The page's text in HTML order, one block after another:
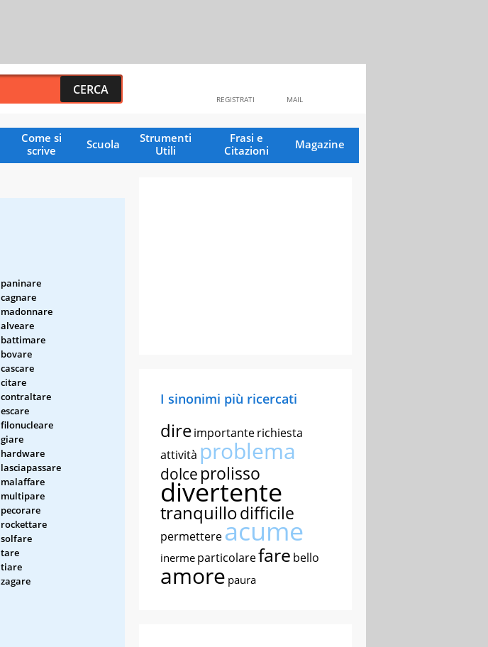
MAIL
REGISTRATI
Come si
scrive
Scuola
Strumenti
Utili
Frasi e
Citazioni
Magazine
paninare
cagnare
madonnare
alveare
battimare
bovare
cascare
citare
contraltare
escare
filonucleare
giare
hardware
lasciapassare
malaffare
multipare
pecorare
rockettare
solfare
tare
tiare
zagare
I sinonimi più ricercati
direimportanterichiesta
attività problema
dolce prolisso
divertente
tranquillodifficile
permettereacume
inerme particolarefare bello
amore paura